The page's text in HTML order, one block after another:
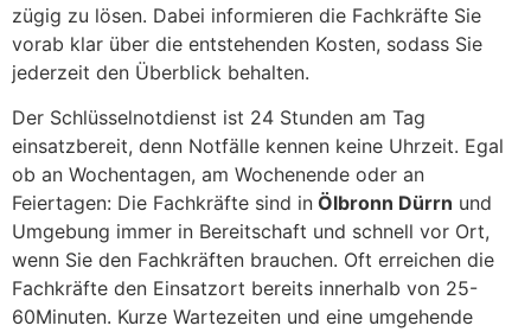
zügig zu lösen. Dabei informieren die Fachkräfte Sie
vorab klar über die entstehenden Kosten, sodass Sie
jederzeit den Überblick behalten.
Der Schlüsselnotdienst ist 24 Stunden am Tag
einsatzbereit, denn Notfälle kennen keine Uhrzeit. Egal
ob an Wochentagen, am Wochenende oder an
Feiertagen: Die Fachkräfte sind in Ölbronn Dürrn und
Umgebung immer in Bereitschaft und schnell vor Ort,
wenn Sie den Fachkräften brauchen. Oft erreichen die
Fachkräfte den Einsatzort bereits innerhalb von 25-
60Minuten. Kurze Wartezeiten und eine umgehende